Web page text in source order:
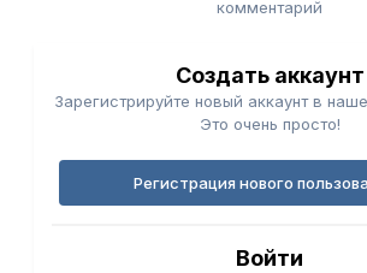
комментарий
Создать аккаунт
Зарегистрируйте новый аккаунт в
Это очень просто!
Регистрация нового
Войти